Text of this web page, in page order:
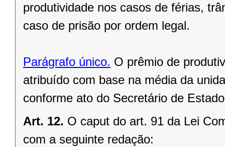
produtividade nos casos de férias,
caso de prisão por ordem legal.
Parágrafo único. O prêmio de
atribuído com base na média da
conforme ato do Secretário de
Art. 12. O caput do art. 91 da Lei
com a seguinte redação: